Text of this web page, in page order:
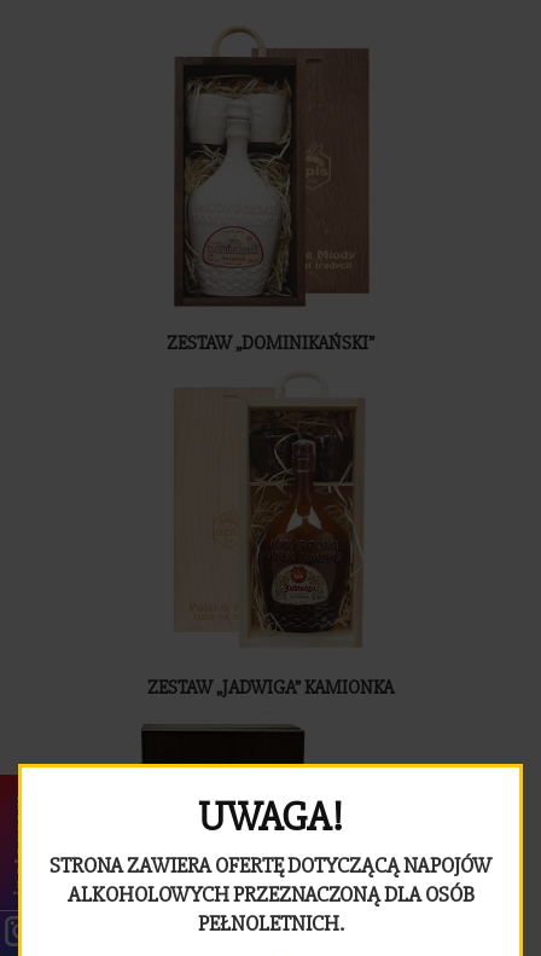
ZESTAW „DOMINIKAŃSKI”
ZESTAW „JADWIGA” KAMIONKA
instagram UWAGA!
STRONA ZAWIERA OFERTĘ DOTYCZĄCĄ NAPOJÓW
ALKOHOLOWYCH PRZEZNACZONĄ DLA OSÓB
PEŁNOLETNICH.